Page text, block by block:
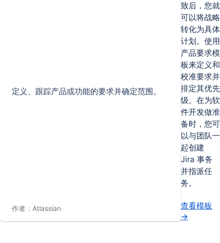
定义、跟踪产品或功能的要求并确定范围。
作者：Atlassian
致后，您就
可以将战略
转化为具体
计划。使用
产品要求模
板来定义和
校准要求并
排定其优先
级。在为软
件开发做准
备时，您可
以与团队一
起创建
Jira 事务
并指派任
务。
查看模板
→